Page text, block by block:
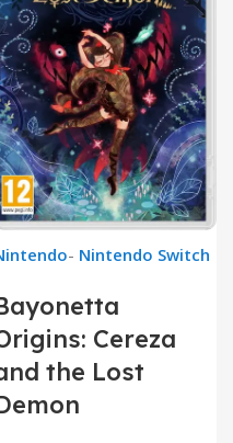
- Nintendo Switch
Cereza
the Lost